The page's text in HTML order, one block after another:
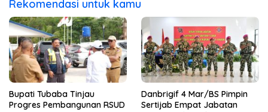
Rekomendasi untuk kamu
Bupati Tubaba Tinjau
Progres Pembangunan RSUD
Danbrigif 4 Mar/BS Pimpin
Sertijab Empat Jabatan